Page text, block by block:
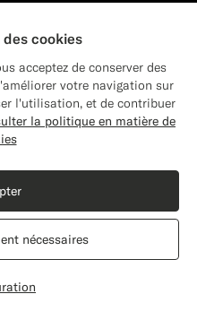
Tailored bleu marine
durable
Close
: États-Unis ?
pour voir les
(USD)
cookies
acceptez de conserver des
votre navigation sur
l'utilisation, et de contribuer
la politique en matière de
nécessaires